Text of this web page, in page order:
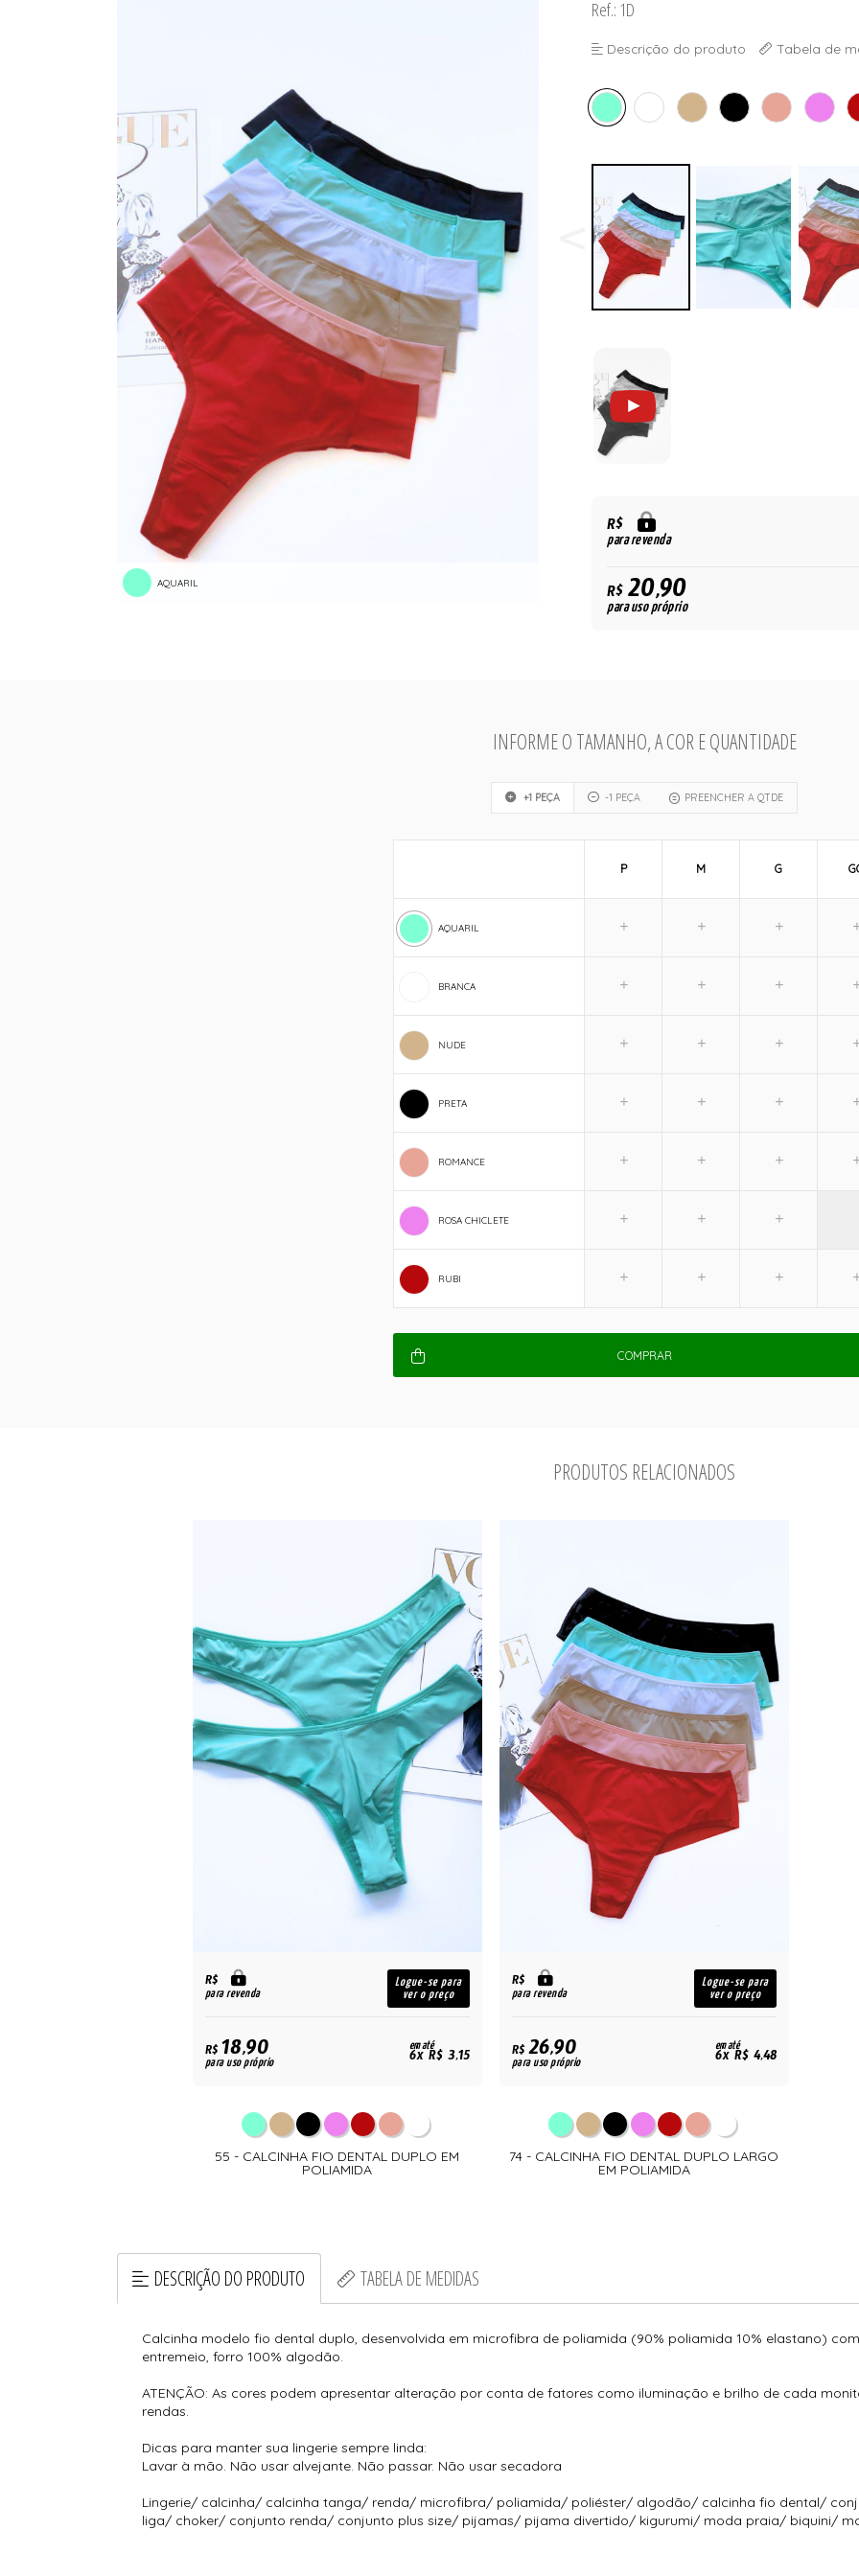
AQUARIL
Ref.: 1D
Descrição do produto Tabela de
R$
para revenda
R$20,90
para uso próprio
INFORME O TAMANHO, A COR E QUANTIDADE
+1 PEÇA -1 PEÇA PREENCHER A QTDE
AQUARIL
BRANCA
NUDE
PRETA
ROMANCE
ROSA CHICLETE
RUBI
P M G
COMPRAR
PRODUTOS RELACIONADOS
R$
para revenda
Logue-se para
ver o preço
R$18,90
para uso próprio
em até
6x R$ 3,15
55 - CALCINHA FIO DENTAL DUPLO EM
POLIAMIDA
R$
para revenda
Logue-se para
ver o preço
R$26,90
para uso próprio
em até
6x R$ 4,48
74 - CALCINHA FIO DENTAL DUPLO LARGO
EM POLIAMIDA
DESCRIÇÃO DO PRODUTO TABELA DE MEDIDAS
Calcinha modelo fio dental duplo, desenvolvida em microfibra de poliamida (90% poliamida 10% elastano)
entremeio, forro 100% algodão.
ATENÇÃO: As cores podem apresentar alteração por conta de fatores como iluminação e brilho de cada
rendas.
Dicas para manter sua lingerie sempre linda:
Lavar à mão. Não usar alvejante. Não passar. Não usar secadora
Lingerie/ calcinha/ calcinha tanga/ renda/ microfibra/ poliamida/ poliéster/ algodão/ calcinha fio dental/
liga/ choker/ conjunto renda/ conjunto plus size/ pijamas/ pijama divertido/ kigurumi/ moda praia/ biquini/